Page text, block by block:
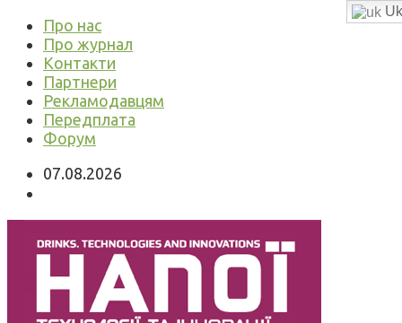
Про нас
Про журнал
Контакти
Партнери
Рекламодавцям
Передплата
Форум
07.08.2026